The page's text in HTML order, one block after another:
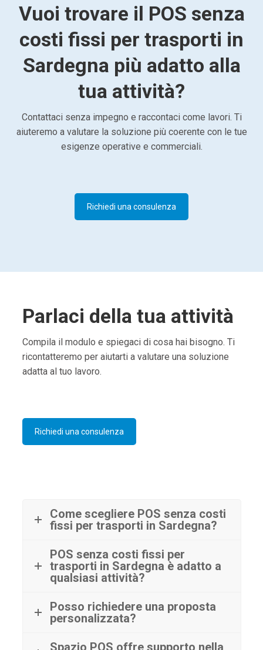
Vuoi trovare il POS senza
costi fissi per trasporti in
Sardegna più adatto alla
tua attività?
Contattaci senza impegno e raccontaci come lavori. Ti
aiuteremo a valutare la soluzione più coerente con le tue
esigenze operative e commerciali.
Richiedi una consulenza
Parlaci della tua attività
Compila il modulo e spiegaci di cosa hai bisogno. Ti
ricontatteremo per aiutarti a valutare una soluzione
adatta al tuo lavoro.
Richiedi una consulenza
Come scegliere POS senza costi
fissi per trasporti in Sardegna?
POS senza costi fissi per
trasporti in Sardegna è adatto a
qualsiasi attività?
Posso richiedere una proposta
personalizzata?
Spazio POS offre supporto nella